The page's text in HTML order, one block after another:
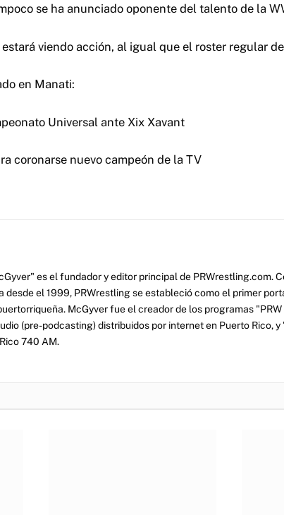
se ha anunciado oponente del talento de la
viendo acción, al igual que el roster regular
en Manati:
Universal ante Xix Xavant
coronarse nuevo campeón de la TV
es el fundador y editor principal de PRWrestling.com.
desde el 1999, PRWrestling se estableció como el primer
McGyver fue el creador de los programas
(pre-podcasting) distribuidos por internet en Puerto Rico,
740 AM.